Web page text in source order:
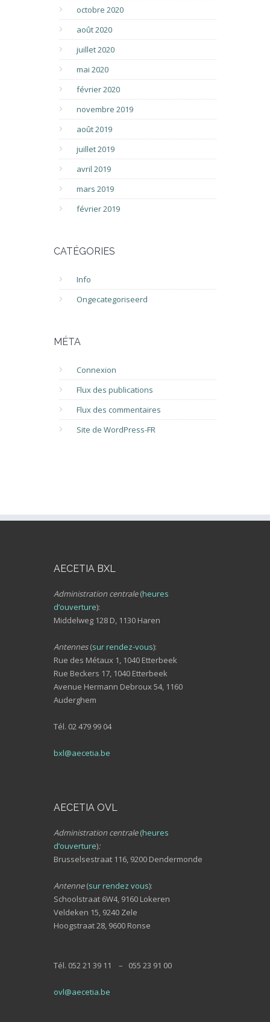
octobre 2020
août 2020
juillet 2020
mai 2020
février 2020
novembre 2019
août 2019
juillet 2019
avril 2019
mars 2019
février 2019
CATÉGORIES
Info
Ongecategoriseerd
MÉTA
Connexion
Flux des publications
Flux des commentaires
Site de WordPress-FR
AECETIA BXL
Administration centrale(heures
d’ouverture):
Middelweg 128 D, 1130 Haren
Antennes(sur rendez-vous):
Rue des Métaux 1, 1040 Etterbeek
Rue Beckers 17, 1040 Etterbeek
Avenue Hermann Debroux 54, 1160
Auderghem
Tél. 02 479 99 04
bxl@aecetia.be
AECETIA OVL
Administration centrale(heures
d’ouverture):
Brusselsestraat 116, 9200 Dendermonde
Antenne(sur rendez vous):
Schoolstraat 6W4, 9160 Lokeren
Veldeken 15, 9240 Zele
Hoogstraat 28, 9600 Ronse
Tél. 052 21 39 11 – 055 23 91 00
ovl@aecetia.be